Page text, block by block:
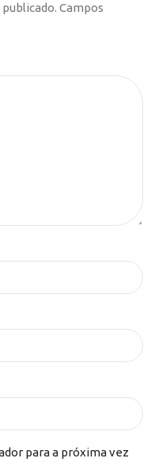
Campos
para a próxima vez